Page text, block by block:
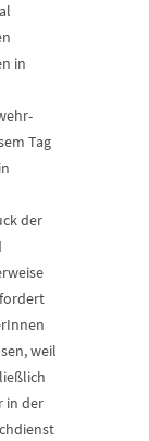
in
Tag
der
weil
in der